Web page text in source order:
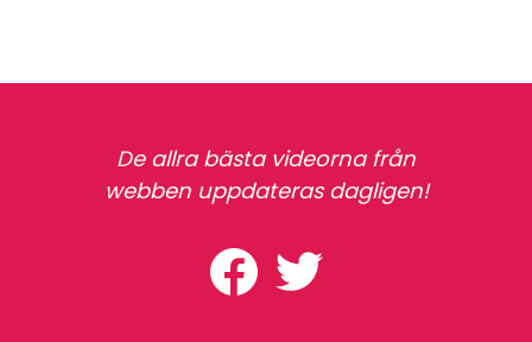
De allra bästa videorna från
webben uppdateras dagligen!